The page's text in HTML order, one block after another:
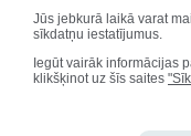
Jūs jebkurā laikā varat
sīkdatņu iestatījumus.
Iegūt vairāk informācijas
klikšķinot uz šīs saites